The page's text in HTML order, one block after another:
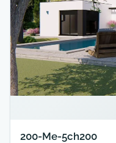
200-Me-5ch200